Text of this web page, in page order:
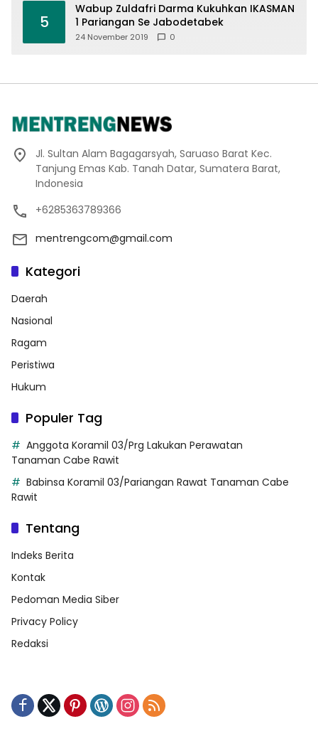
5
Wabup Zuldafri Darma Kukuhkan IKASMAN
1 Pariangan Se Jabodetabek
24 November 2019 0
Jl. Sultan Alam Bagagarsyah, Saruaso Barat Kec.
Tanjung Emas Kab. Tanah Datar, Sumatera Barat,
Indonesia
+6285363789366
mentrengcom@gmail.com
Kategori
Daerah
Nasional
Ragam
Peristiwa
Hukum
Populer Tag
Anggota Koramil 03/Prg Lakukan Perawatan
Tanaman Cabe Rawit
Babinsa Koramil 03/Pariangan Rawat Tanaman Cabe
Rawit
Tentang
Indeks Berita
Kontak
Pedoman Media Siber
Privacy Policy
Redaksi